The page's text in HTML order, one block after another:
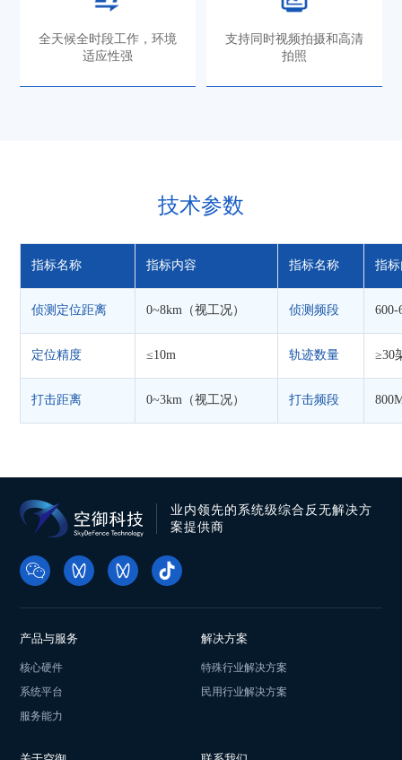
全天候全时段工作，环境
适应性强
支持同时视频拍摄和高清
拍照
技术参数
指标名称 指标内容 指标名称 指
侦测定位距离 0~8km（视工况） 侦测频段 600-
定位精度 ≤10m 轨迹数量 ≥30
打击距离 0~3km（视工况） 打击频段
业内领先的系统级综合反无解决方
案提供商
产品与服务
核心硬件
系统平台
服务能力
解决方案
特殊行业解决方案
民用行业解决方案